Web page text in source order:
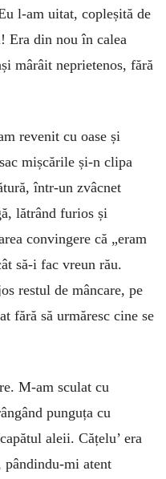
l-am uitat, copleșită de
Era din nou în calea
mârâit neprietenos, fără
revenit cu oase și
mișcările și-n cli­pa
într-un zvâc­net
lă­trând furios și
con­vin­ge­re că „eram
să-i fac vreun rău.
res­tul de mâncare, pe
fără să urmăresc cine se
M-am sculat cu
punguța cu
aleii. Că­țelu’ era
mi atent